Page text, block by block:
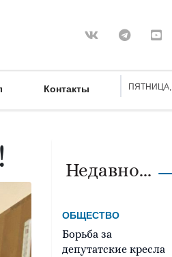
Контакты ПЯТНИЦА,
Недавно...
ОБЩЕСТВО
Борьба за
депутатские кресла